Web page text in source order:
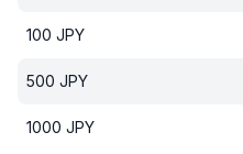
100 JPY
500 JPY
1000 JPY